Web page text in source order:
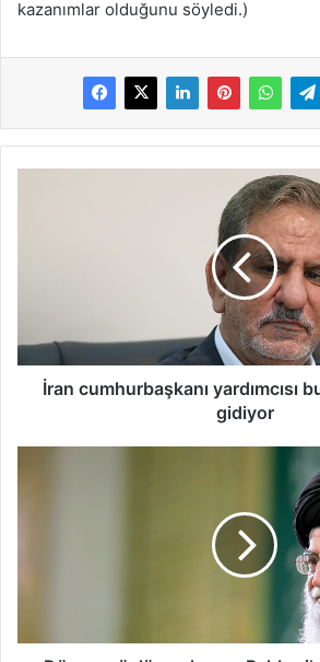
kazanımlar olduğunu söyledi.)
İran cumhurbaşkanı yardımcısı
gidiyor